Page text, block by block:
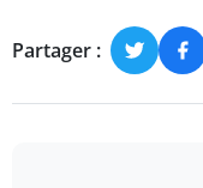
Partager :